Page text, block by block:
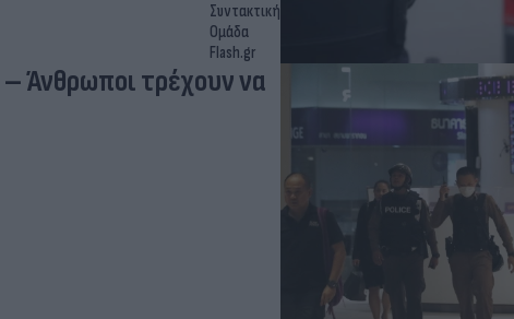
Συντακτική
Ομάδα
Flash.gr
– Άνθρωποι τρέχουν να